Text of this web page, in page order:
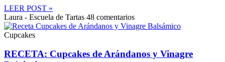
LEER POST »
Laura - Escuela de Tartas 48 comentarios
Cupcakes
RECETA: Cupcakes de Arándanos y Vinagre